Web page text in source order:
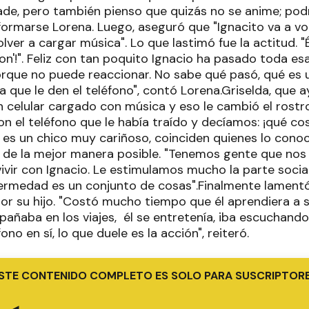
pero también pienso que quizás no se anime;
Lorena. Luego, aseguró que "Ignacito va a
a cargar música". Lo que lastimó fue la actitud.
Feliz con tan poquito Ignacio ha pasado toda
no puede reaccionar. No sabe qué pasó, qué es
que le den el teléfono", contó Lorena.Griselda, que
celular cargado con música y eso le cambió el
el teléfono que le había traído y decíamos: ¡qué
un chico muy cariñoso, coinciden quienes lo
la mejor manera posible. "Tenemos gente que
con Ignacio. Le estimulamos mucho la parte
es un conjunto de cosas".Finalmente
su hijo. "Costó mucho tiempo que él aprendiera a
en los viajes, él se entretenía, iba
en sí, lo que duele es la acción", reiteró.
CONTENIDO COMPLETO ES SOLO PARA